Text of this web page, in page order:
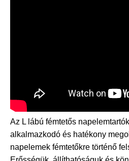
Az L lábú fémtetős
alkalmazkodó és hatékony
napelemek fémtetőkre történő